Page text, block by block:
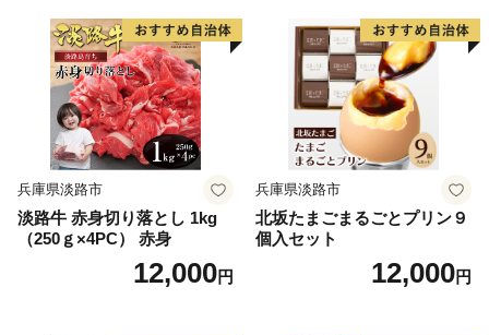
兵庫県淡路市
淡路牛 赤身切り落とし 1kg
（250ｇ×4PC） 赤身
12,000円
兵庫県淡路市
北坂たまごまるごとプリン９
個入セット
12,000円